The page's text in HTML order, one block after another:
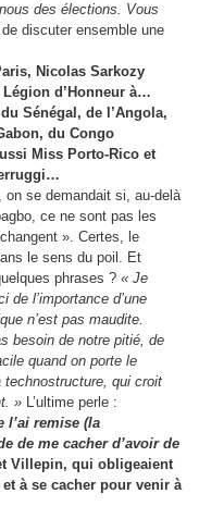
des élections. Vous
discuter ensemble une
Nicolas Sarkozy
d’Honneur à…
Sénégal, de l’Angola,
du Congo
Miss Porto-Rico et
on se demandait si, au-delà
ce ne sont pas les
». Certes, le
le sens du poil. Et
phrases ? « Je
de l’importance d’une
n’est pas maudite.
besoin de notre pitié, de
quand on porte le
qui croit
» L’ultime perle :
l’ai remise (la
de me cacher d’avoir de
Villepin, qui obligeaient
à se cacher pour venir à